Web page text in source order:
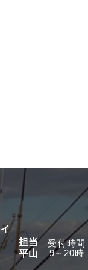
担当
平山
​受付時間
9～20時